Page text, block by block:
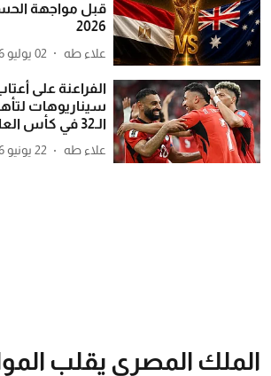
قبل مواجهة
2026
علاء طه 02 يوليو 2026
سيناريوهات
الـ32 في كأس العالم 2026؟
علاء طه 22 يونيو 2026
الملك المصري يقلب